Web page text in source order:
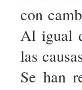
con
Al igual
las
Se han